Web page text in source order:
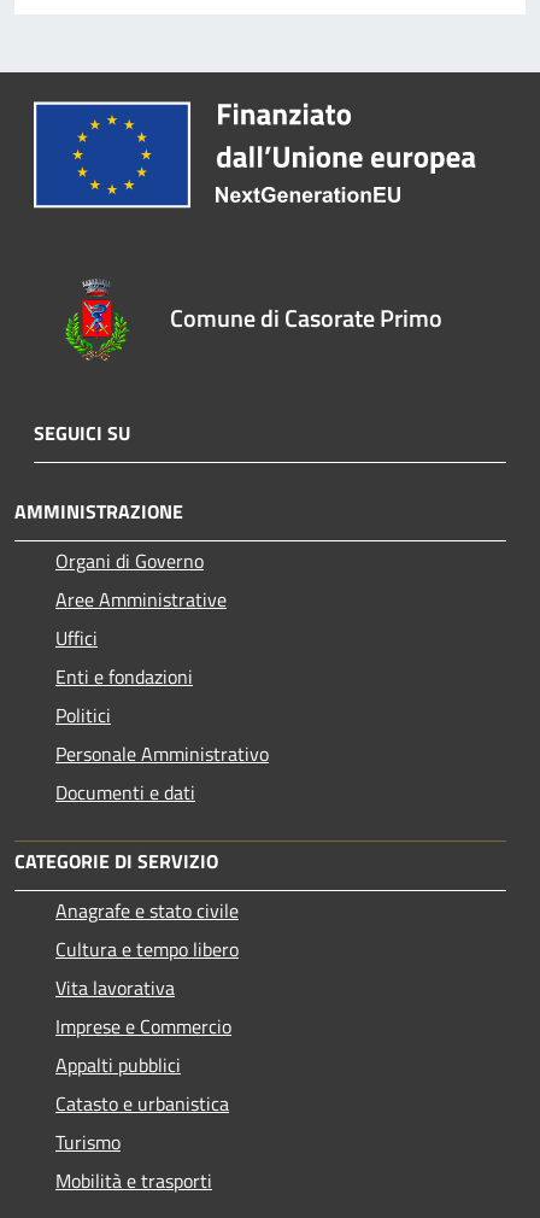
Comune di Casorate Primo
SEGUICI SU
AMMINISTRAZIONE
Organi di Governo
Aree Amministrative
Uffici
Enti e fondazioni
Politici
Personale Amministrativo
Documenti e dati
CATEGORIE DI SERVIZIO
Anagrafe e stato civile
Cultura e tempo libero
Vita lavorativa
Imprese e Commercio
Appalti pubblici
Catasto e urbanistica
Turismo
Mobilità e trasporti